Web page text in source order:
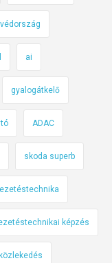
ai
gyalogátkelő
ADAC
skoda superb
képzés